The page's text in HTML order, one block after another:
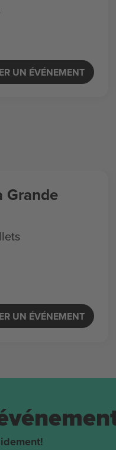
UN ÉVÉNEMENT
Grande
UN ÉVÉNEMENT